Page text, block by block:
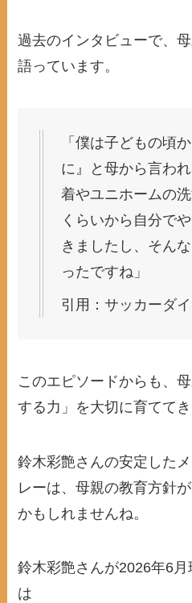
過去のインタビューで、
語っています。
「僕は子どもの頃
に』と母から言わ
着やユニホームの
くらいから自分で
きましたし、そん
ったですね」
引用：サッカーダ
このエピソードからも、
する力」を大切に育てて
鈴木彩艶さんの安定した
レーは、母親の教育方針
かもしれませんね。
鈴木彩艶さんが2026年6
は